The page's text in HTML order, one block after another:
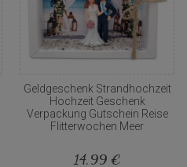
Geldgeschenk Strandhochzeit
Hochzeit Geschenk
Verpackung Gutschein Reise
Flitterwochen Meer
14,99 €